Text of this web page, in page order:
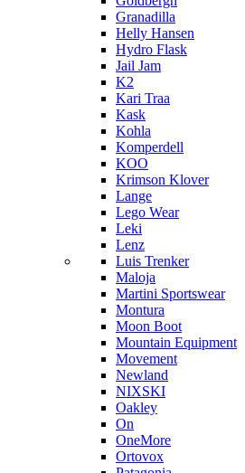
Granadilla
Helly Hansen
Hydro Flask
Jail Jam
K2
Kari Traa
Kask
Kohla
Komperdell
KOO
Krimson Klover
Lange
Lego Wear
Leki
Lenz
Luis Trenker
Maloja
Martini Sportswear
Montura
Moon Boot
Mountain Equipment
Movement
Newland
NIXSKI
Oakley
On
OneMore
Ortovox